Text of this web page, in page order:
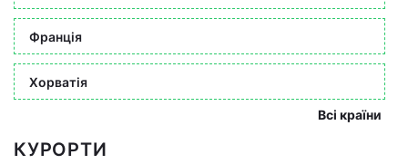
Франція
Хорватія
Всі країни
КУРОРТИ